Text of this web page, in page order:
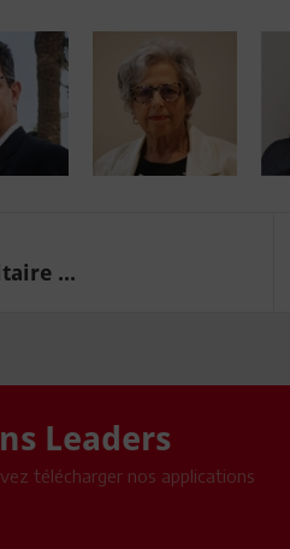
...
Leaders
télécharger nos applications